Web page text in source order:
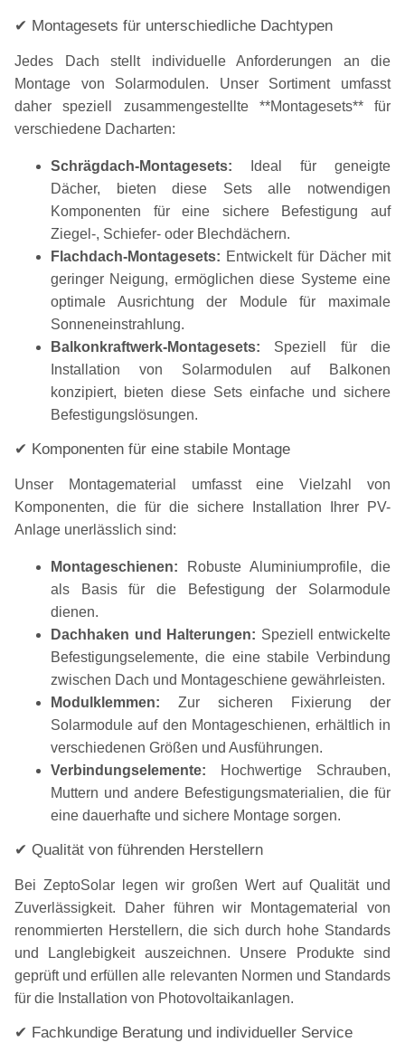
✔ Montagesets für unterschiedliche Dachtypen
Jedes Dach stellt individuelle Anforderungen an die
Montage von Solarmodulen. Unser Sortiment umfasst
daher speziell zusammengestellte **Montagesets** für
verschiedene Dacharten:
Schrägdach-Montagesets: Ideal für geneigte
Dächer, bieten diese Sets alle notwendigen
Komponenten für eine sichere Befestigung auf
Ziegel-, Schiefer- oder Blechdächern.
Flachdach-Montagesets: Entwickelt für Dächer mit
geringer Neigung, ermöglichen diese Systeme eine
optimale Ausrichtung der Module für maximale
Sonneneinstrahlung.
Balkonkraftwerk-Montagesets: Speziell für die
Installation von Solarmodulen auf Balkonen
konzipiert, bieten diese Sets einfache und sichere
Befestigungslösungen.
✔ Komponenten für eine stabile Montage
Unser Montagematerial umfasst eine Vielzahl von
Komponenten, die für die sichere Installation Ihrer PV-
Anlage unerlässlich sind:
Montageschienen: Robuste Aluminiumprofile, die
als Basis für die Befestigung der Solarmodule
dienen.
Dachhaken und Halterungen: Speziell entwickelte
Befestigungselemente, die eine stabile Verbindung
zwischen Dach und Montageschiene gewährleisten.
Modulklemmen: Zur sicheren Fixierung der
Solarmodule auf den Montageschienen, erhältlich in
verschiedenen Größen und Ausführungen.
Verbindungselemente: Hochwertige Schrauben,
Muttern und andere Befestigungsmaterialien, die für
eine dauerhafte und sichere Montage sorgen.
✔ Qualität von führenden Herstellern
Bei ZeptoSolar legen wir großen Wert auf Qualität und
Zuverlässigkeit. Daher führen wir Montagematerial von
renommierten Herstellern, die sich durch hohe Standards
und Langlebigkeit auszeichnen. Unsere Produkte sind
geprüft und erfüllen alle relevanten Normen und Standards
für die Installation von Photovoltaikanlagen.
✔ Fachkundige Beratung und individueller Service